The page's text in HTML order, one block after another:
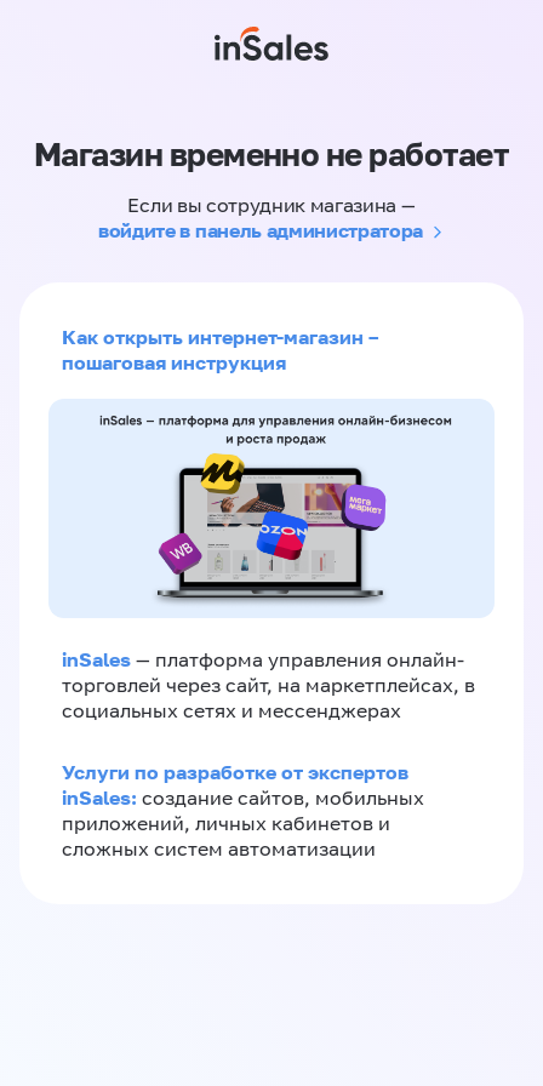
Магазин временно не работает
Если вы сотрудник магазина —
войдите в панель администратора
Как открыть интернет-магазин –
пошаговая инструкция
inSales — платформа управления онлайн-
торговлей через сайт, на маркетплейсах, в
социальных сетях и мессенджерах
Услуги по разработке от экспертов
inSales: создание сайтов, мобильных
приложений, личных кабинетов и
сложных систем автоматизации